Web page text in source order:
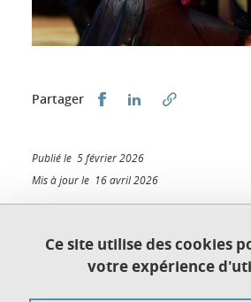
Partager
Publié le 5 février 2026
Mis à jour le 16 avril 2026
Ce site utilise des cookies
votre expérience